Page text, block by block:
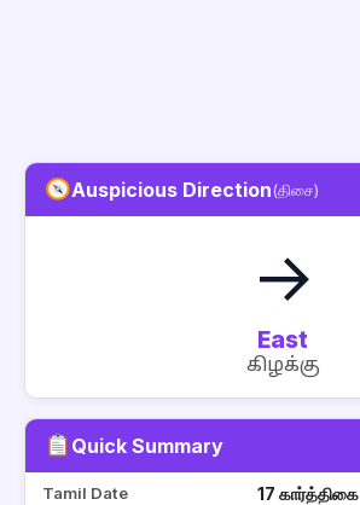
Auspicious Direction(திசை)
→
East
கிழக்கு
Quick Summary
Tamil Date 17 கார்த்திகை